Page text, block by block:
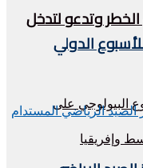
وتدعو لتدخل
انطلاق الدورة الـ22 للأسبوع الدولي